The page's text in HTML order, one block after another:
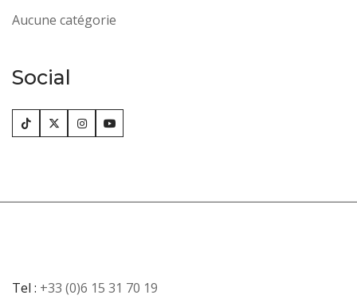
Aucune catégorie
Social
Tel : +33 (0)6 15 31 70 19